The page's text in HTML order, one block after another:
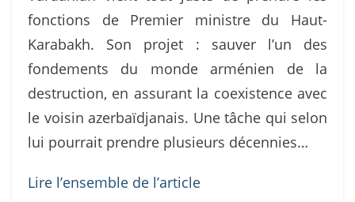
fonctions de Premier ministre du Haut-
Karabakh. Son projet : sauver l’un des
fondements du monde arménien de la
destruction, en assurant la coexistence avec
le voisin azerbaïdjanais. Une tâche qui selon
lui pourrait prendre plusieurs décennies…
Lire l’ensemble de l’article